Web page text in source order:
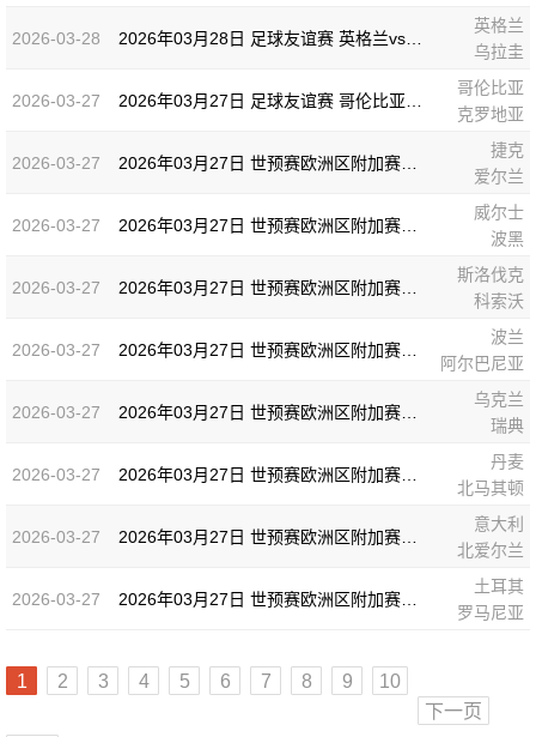
2026-03-28
英格兰
乌拉圭
2026-03-27
哥伦比亚
克罗地亚
2026-03-27
捷克
爱尔兰
2026-03-27
威尔士
波黑
2026-03-27
斯洛伐克
科索沃
2026-03-27
波兰
阿尔巴尼亚
2026-03-27
乌克兰
瑞典
2026-03-27
丹麦
北马其顿
2026-03-27
意大利
北爱尔兰
2026-03-27
土耳其
罗马尼亚
1 2 3 4 5 6 7 8 9
10
下一页